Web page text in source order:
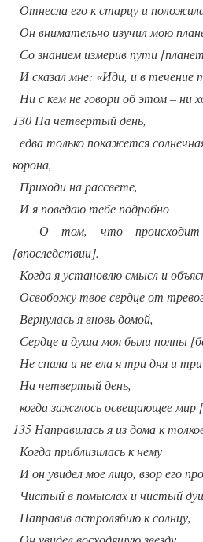
Отнесла его к старцу и
Он внимательно изучил мою
Со знанием измерив пути
И сказал мне: «Иди, и в течение
Ни с кем не говори об этом – ни
130 На четвертый день,
едва только покажется
корона,
Приходи на рассвете,
И я поведаю тебе подробно
О том, что
[впоследствии].
Когда я установлю смысл и
Освобожу твое сердце от
Вернулась я вновь домой,
Сердце и душа моя были полны
Не спала и не ела я три дня и
На четвертый день,
когда зажглось освещающее мир
135 Направилась я из дома к
Когда приблизилась к нему
И он увидел мое лицо, взор его
Чистый в помыслах и чистый
Направив астролябию к солнцу,